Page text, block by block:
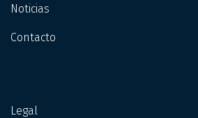
Noticias
Contacto
Legal